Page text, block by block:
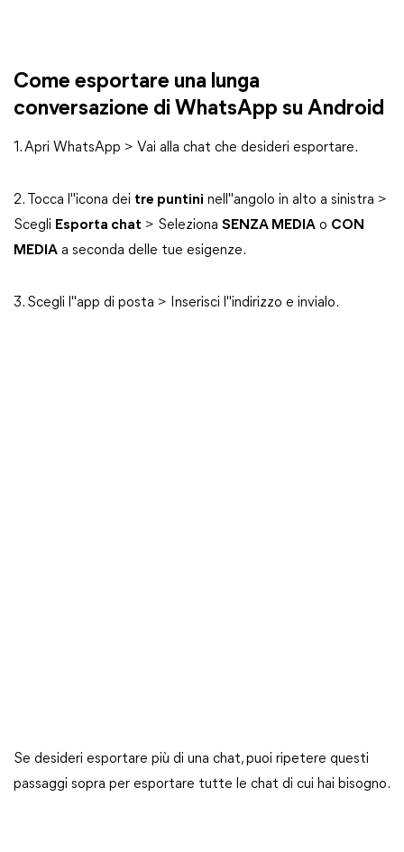
Come esportare una lunga
conversazione di WhatsApp su Android
1. Apri WhatsApp > Vai alla chat che desideri esportare.
2. Tocca l"icona dei tre puntini nell"angolo in alto a sinistra >
Scegli Esporta chat > Seleziona SENZA MEDIA o CON
MEDIA a seconda delle tue esigenze.
3. Scegli l"app di posta > Inserisci l"indirizzo e invialo.
Se desideri esportare più di una chat, puoi ripetere questi
passaggi sopra per esportare tutte le chat di cui hai bisogno.